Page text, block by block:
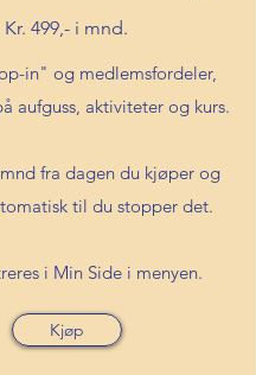
Kr. 499,- i mnd.
in" og medlemsfordeler,
aufguss, aktiviteter og kurs.
fra dagen du kjøper og
til du stopper det.
i Min Side i menyen.
Kjøp